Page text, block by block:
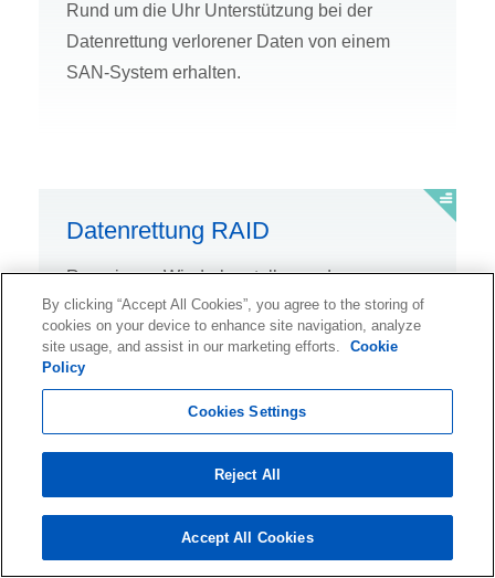
Rund um die Uhr Unterstützung bei der
Datenrettung verlorener Daten von einem
SAN-System erhalten.
Datenrettung RAID
Reparieren, Wiederherstellen und
Rekonstruieren von RAID-Daten, auf die nicht
mehr zugegriffen werden kann.
Datenrettung Ransomware
Verlassen Sie sich auf die Hilfe von Experten,
By clicking “Accept All Cookies”, you agree to the storing of
cookies on your device to enhance site navigation, analyze
site usage, and assist in our marketing efforts.
Cookie
Policy
Cookies Settings
Reject All
Accept All Cookies